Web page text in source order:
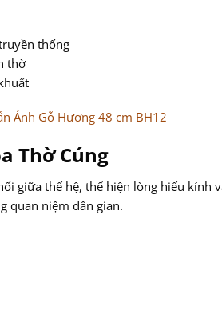
thống
thờ
Thờ Cúng
giữa thế hệ, thể hiện lòng hiếu
quan niệm dân gian.